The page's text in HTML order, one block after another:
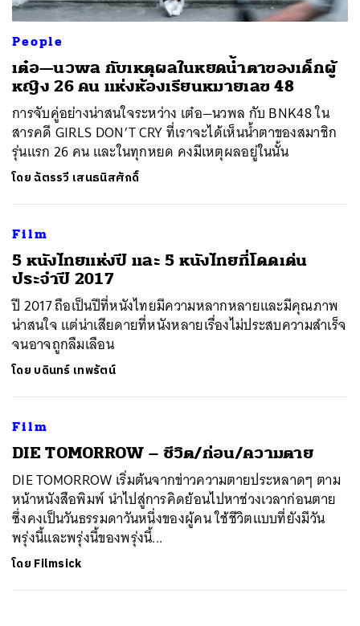
People
เต๋อ—นวพล กับเหตุผลในหยดน้ำตาของเด็กผู้
หญิง 26 คน แห่งห้องเรียนหมายเลข 48
การจับคู่อย่างน่าสนใจระหว่าง เต๋อ—นวพล กับ BNK48 ใน
สารคดี GIRLS DON’T CRY ที่เราจะได้เห็นน้ำตาของสมาชิก
รุ่นแรก 26 คน และในทุกหยด คงมีเหตุผลอยู่ในนั้น
โดยฉัตรรวี เสนธนิสศักดิ์
Film
5 หนังไทยแห่งปี และ 5 หนังไทยที่โดดเด่น
ประจำปี 2017
ปี 2017 ถือเป็นปีที่หนังไทยมีความหลากหลายและมีคุณภาพ
น่าสนใจ แต่น่าเสียดายที่หนังหลายเรื่องไม่ประสบความสำเร็จ
จนอาจถูกลืมเลือน
โดย บดินทร์ เทพรัตน์
Film
​DIE TOMORROW – ชีวิต/ก่อน/ความตาย
​DIE TOMORROW เริ่มต้นจากข่าวความตายประหลาดๆ ตาม
หน้าหนังสือพิมพ์ นำไปสู่การคิดย้อนไปหาช่วงเวลาก่อนตาย
ซึ่งคงเป็นวันธรรมดาวันหนึ่งของผู้คน ใช้ชีวิตแบบที่ยังมีวัน
พรุ่งนี้และพรุ่งนี้ของพรุ่งนี้...
โดย Filmsick